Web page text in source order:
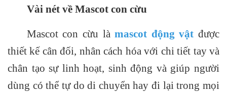
Vài nét về Mascot con cừu
Mascot con cừu làmascot động vật được
thiết kế cân đối, nhân cách hóa với chi tiết tay và
chân tạo sự linh hoạt, sinh động và giúp người
dùng có thể tự do di chuyển hay đi lại trong mọi